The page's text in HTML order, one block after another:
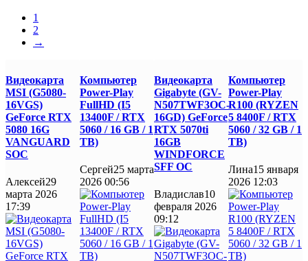
1
2
→
Видеокарта
MSI (G5080-
16VGS)
GeForce RTX
5080 16G
VANGUARD
SOC
Алексей29
марта 2026
17:39
Компьютер
Power-Play
FullHD (I5
13400F / RTX
5060 / 16 GB / 1
TB)
Сергей25 марта
2026 00:56
Видеокарта
Gigabyte (GV-
N507TWF3OC-
16GD) GeForce
RTX 5070ti
16GB
WINDFORCE
SFF OC
Владислав10
февраля 2026
09:12
Компьютер
Power-Play
R100 (RYZEN
5 8400F / RTX
5060 / 32 GB / 1
TB)
Лина15 января
2026 12:03